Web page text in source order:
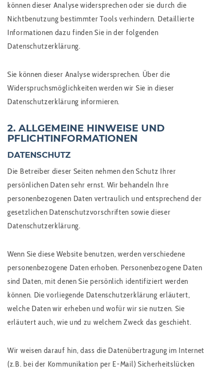
können dieser Analyse widersprechen oder sie durch die
Nichtbenutzung bestimmter Tools verhindern. Detaillierte
Informationen dazu finden Sie in der folgenden
Datenschutzerklärung.
Sie können dieser Analyse widersprechen. Über die
Widerspruchsmöglichkeiten werden wir Sie in dieser
Datenschutzerklärung informieren.
2. ALLGEMEINE HINWEISE UND
PFLICHTINFORMATIONEN
DATENSCHUTZ
Die Betreiber dieser Seiten nehmen den Schutz Ihrer
persönlichen Daten sehr ernst. Wir behandeln Ihre
personenbezogenen Daten vertraulich und entsprechend der
gesetzlichen Datenschutzvorschriften sowie dieser
Datenschutzerklärung.
Wenn Sie diese Website benutzen, werden verschiedene
personenbezogene Daten erhoben. Personenbezogene Daten
sind Daten, mit denen Sie persönlich identifiziert werden
können. Die vorliegende Datenschutzerklärung erläutert,
welche Daten wir erheben und wofür wir sie nutzen. Sie
erläutert auch, wie und zu welchem Zweck das geschieht.
Wir weisen darauf hin, dass die Datenübertragung im Internet
(z.B. bei der Kommunikation per E-Mail) Sicherheitslücken